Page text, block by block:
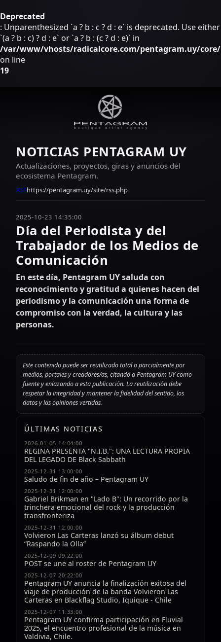
Deprecated
: Unparenthesized `a ? b : c ? d : e` is deprecated. Use either
`(a ? b : c) ? d : e` or `a ? b : (c ? d : e)` in
/var/www/vhosts/radicalcore.com/pentagram.uy/
on line
19
NOTICIAS PENTAGRAM UY
Actualizaciones, proyectos, giras y anuncios del
ecosistema Pentagram.
RSShttps://pentagram.uy/site/rss.php
2025-10-23 14:35:00
Día del Periodista y del
Trabajador de los Medios de
Comunicación
En este día, Pentagram UY saluda con
reconocimiento y gratitud a quienes hacen del
periodismo y la comunicación una forma de
compromiso con la verdad, la cultura y las
personas.
Este contenido puede ser reutilizado total o parcialmente por
medios, portales y creadores/as, citando a Pentagram UY como
fuente y enlazando a esta publicación. La reutilización debe
respetar la integridad y mantener la fidelidad del sentido, los
datos y las opiniones vertidas.
ÚLTIMAS NOTICIAS
2026-01-05 14:04:00
REGINA PRESENTA "N.I.B.": UNA LECTURA PROPIA
DEL LEGADO DE Black Sabbath
2025-12-31 13:00:00
Saludo de fin de año – Pentagram UY
2025-12-31 12:00:00
Gabriel Brikman en "Lado B": Un recorrido por la
trinchera emocional del rock y la producción
transfronteriza
2025-12-31 12:00:00
Volvieron Las Carteras lanzó su álbum debut
“Raspando la Olla”
2025-12-09 09:22:00
POST se une al roster de Pentagram UY
2025-12-07 20:22:00
Pentagram UY anuncia la finalización exitosa del
viaje de producción de la banda Volvieron Las
Carteras en Blackflag Studio, Iquique - Chile
2025-12-07 11:33:00
Pentagram UY confirma participación en Fluvial
2025, el encuentro profesional de la música en
Valdivia, Chile.